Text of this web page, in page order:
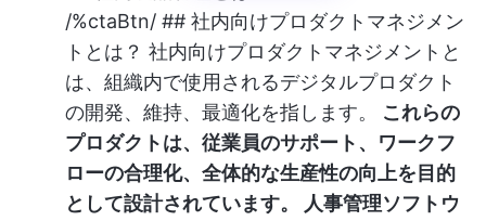
/%ctaBtn/ ## 社内向けプロダクトマネジメン
トとは？ 社内向けプロダクトマネジメントと
は、組織内で使用されるデジタルプロダクト
の開発、維持、最適化を指します。
これらの
プロダクトは、従業員のサポート、ワークフ
ローの合理化、全体的な生産性の向上を目的
として設計されています。 人事管理ソフトウ